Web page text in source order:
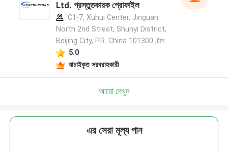
Ltd. প্রস্তুতকারক প্রোফাইল
C1-7, Xuhui Center, Jinguan
North 2nd Street, Shunyi District,
Beijing City, P.R. China 101300 ,চীন
5.0
যাচাইকৃত সরবরাহকারী
আরো দেখুন
এর সেরা মূল্য পান